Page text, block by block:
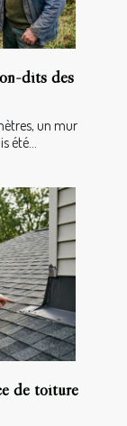
dits des
un mur
été...
de toiture